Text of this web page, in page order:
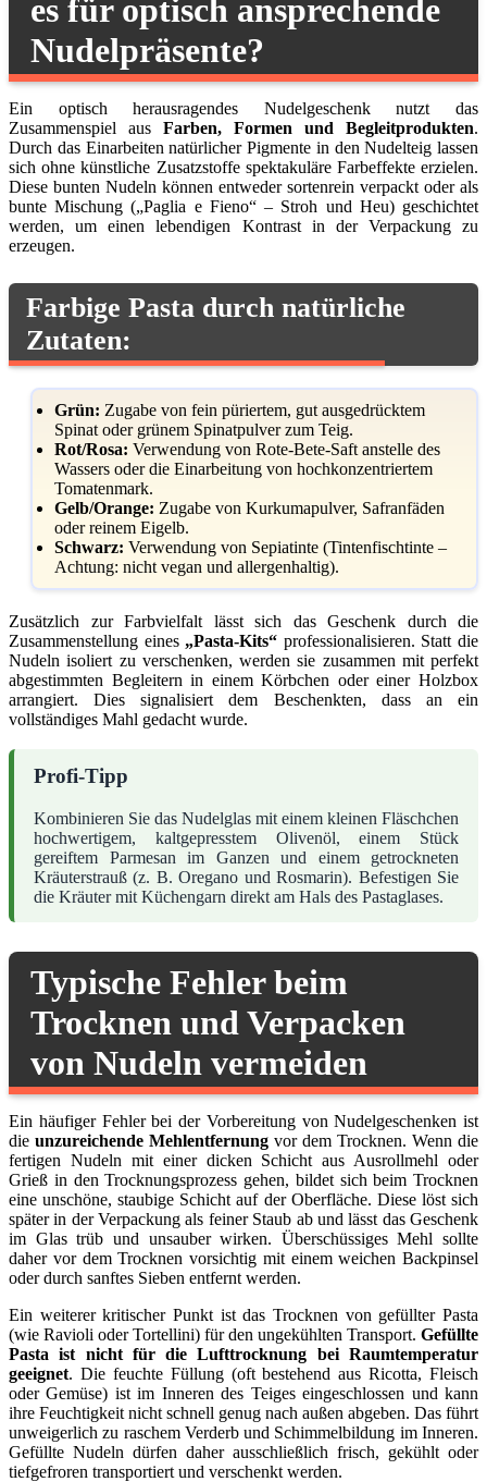
es für optisch ansprechende
Nudelpräsente?
Ein optisch herausragendes Nudelgeschenk nutzt das
Zusammenspiel aus Farben, Formen und Begleitprodukten.
Durch das Einarbeiten natürlicher Pigmente in den Nudelteig lassen
sich ohne künstliche Zusatzstoffe spektakuläre Farbeffekte erzielen.
Diese bunten Nudeln können entweder sortenrein verpackt oder als
bunte Mischung („Paglia e Fieno“ – Stroh und Heu) geschichtet
werden, um einen lebendigen Kontrast in der Verpackung zu
erzeugen.
Farbige Pasta durch natürliche
Zutaten:
Grün: Zugabe von fein püriertem, gut ausgedrücktem
Spinat oder grünem Spinatpulver zum Teig.
Rot/Rosa: Verwendung von Rote-Bete-Saft anstelle des
Wassers oder die Einarbeitung von hochkonzentriertem
Tomatenmark.
Gelb/Orange: Zugabe von Kurkumapulver, Safranfäden
oder reinem Eigelb.
Schwarz: Verwendung von Sepiatinte (Tintenfischtinte –
Achtung: nicht vegan und allergenhaltig).
Zusätzlich zur Farbvielfalt lässt sich das Geschenk durch die
Zusammenstellung eines „Pasta-Kits“ professionalisieren. Statt die
Nudeln isoliert zu verschenken, werden sie zusammen mit perfekt
abgestimmten Begleitern in einem Körbchen oder einer Holzbox
arrangiert. Dies signalisiert dem Beschenkten, dass an ein
vollständiges Mahl gedacht wurde.
Profi-Tipp
Kombinieren Sie das Nudelglas mit einem kleinen Fläschchen
hochwertigem, kaltgepresstem Olivenöl, einem Stück
gereiftem Parmesan im Ganzen und einem getrockneten
Kräuterstrauß (z. B. Oregano und Rosmarin). Befestigen Sie
die Kräuter mit Küchengarn direkt am Hals des Pastaglases.
Typische Fehler beim
Trocknen und Verpacken
von Nudeln vermeiden
Ein häufiger Fehler bei der Vorbereitung von Nudelgeschenken ist
die unzureichende Mehlentfernung vor dem Trocknen. Wenn die
fertigen Nudeln mit einer dicken Schicht aus Ausrollmehl oder
Grieß in den Trocknungsprozess gehen, bildet sich beim Trocknen
eine unschöne, staubige Schicht auf der Oberfläche. Diese löst sich
später in der Verpackung als feiner Staub ab und lässt das Geschenk
im Glas trüb und unsauber wirken. Überschüssiges Mehl sollte
daher vor dem Trocknen vorsichtig mit einem weichen Backpinsel
oder durch sanftes Sieben entfernt werden.
Ein weiterer kritischer Punkt ist das Trocknen von gefüllter Pasta
(wie Ravioli oder Tortellini) für den ungekühlten Transport. Gefüllte
Pasta ist nicht für die Lufttrocknung bei Raumtemperatur
geeignet. Die feuchte Füllung (oft bestehend aus Ricotta, Fleisch
oder Gemüse) ist im Inneren des Teiges eingeschlossen und kann
ihre Feuchtigkeit nicht schnell genug nach außen abgeben. Das führt
unweigerlich zu raschem Verderb und Schimmelbildung im Inneren.
Gefüllte Nudeln dürfen daher ausschließlich frisch, gekühlt oder
tiefgefroren transportiert und verschenkt werden.